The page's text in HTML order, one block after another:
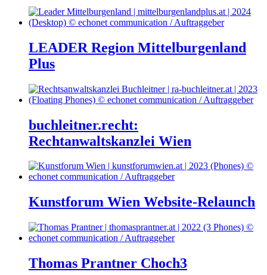
LEADER Region Mittelburgenland
Plus
buchleitner.recht:
Rechtanwaltskanzlei Wien
Kunstforum Wien Website-Relaunch
Thomas Prantner Choch3